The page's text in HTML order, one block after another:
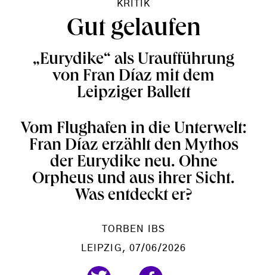
KRITIK
Gut gelaufen
„Eurydike“ als Uraufführung
von Fran Díaz mit dem
Leipziger Ballett
Vom Flughafen in die Unterwelt:
Fran Díaz erzählt den Mythos
der Eurydike neu. Ohne
Orpheus und aus ihrer Sicht.
Was entdeckt er?
TORBEN IBS
LEIPZIG , 07/06/2026